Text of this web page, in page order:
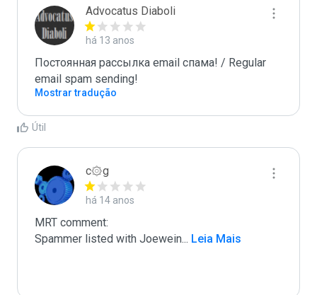
Advocatus Diaboli
há 13 anos
Постоянная рассылка email спама! / Regular
email spam sending!
Mostrar tradução
Útil
c۞g
há 14 anos
MRT comment:
Spammer listed with Joewein... Leia Mais